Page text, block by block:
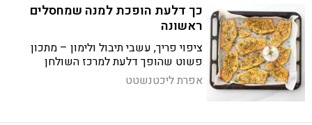
כך דלעת הופכת למנה שמחסלים
ראשונה
ציפוי פריך, עשבי תיבול ולימון – מתכון
פשוט שהופך דלעת למרכז השולחן
אפרת ליכטנשטט